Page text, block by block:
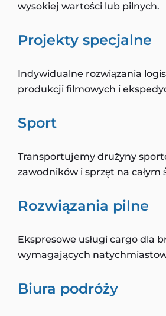
wysokiej wartości lub pilnych.
Projekty specjalne
Indywidualne rozwiązania
produkcji filmowych i
Sport
Transportujemy drużyny
zawodników i sprzęt na całym
Rozwiązania pilne
Ekspresowe usługi cargo dla
wymagających
Biura podróży